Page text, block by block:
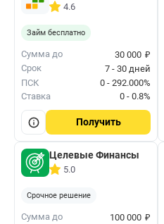
4.6
Займ бесплатно
Сумма до 30 000 ₽
Срок
7 - 30 дней
ПСК
0 - 292.000%
Ставка
0 - 0.8%
Получить
Целевые Финансы
5.0
Срочное решение
Сумма до 100 000 ₽